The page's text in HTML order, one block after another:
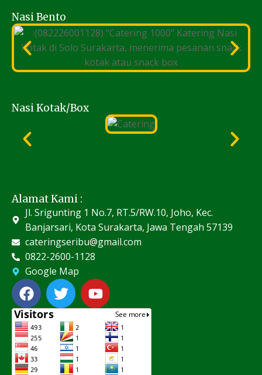
Nasi Bento
Nasi Kotak/Box
Alamat Kami :
Jl. Srigunting 1 No.7, RT.5/RW.10, Joho, Kec.
Banjarsari, Kota Surakarta, Jawa Tengah 57139
cateringseribu@gmail.com
0822-2600-1128
Google Map
F
a
c
e
b
o
T
w
i
t
t
e
Y
o
u